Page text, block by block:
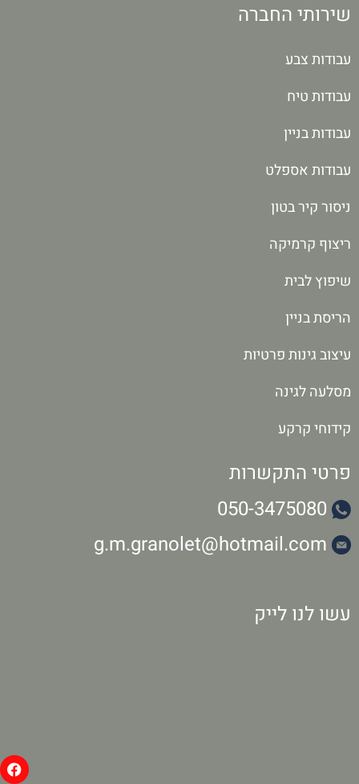
שירותי החברה
עבודות צבע
עבודות טיח
עבודות בניין
עבודות אספלט
ניסור קיר בטון
ריצוף קרמיקה
שיפוץ לבית
הריסת בניין
עיצוב גינות פרטיות
מסלעה לגינה
קידוחי קרקע
פרטי התקשרות
050-3475080
g.m.granolet@hotmail.com
עשו לנו לייק